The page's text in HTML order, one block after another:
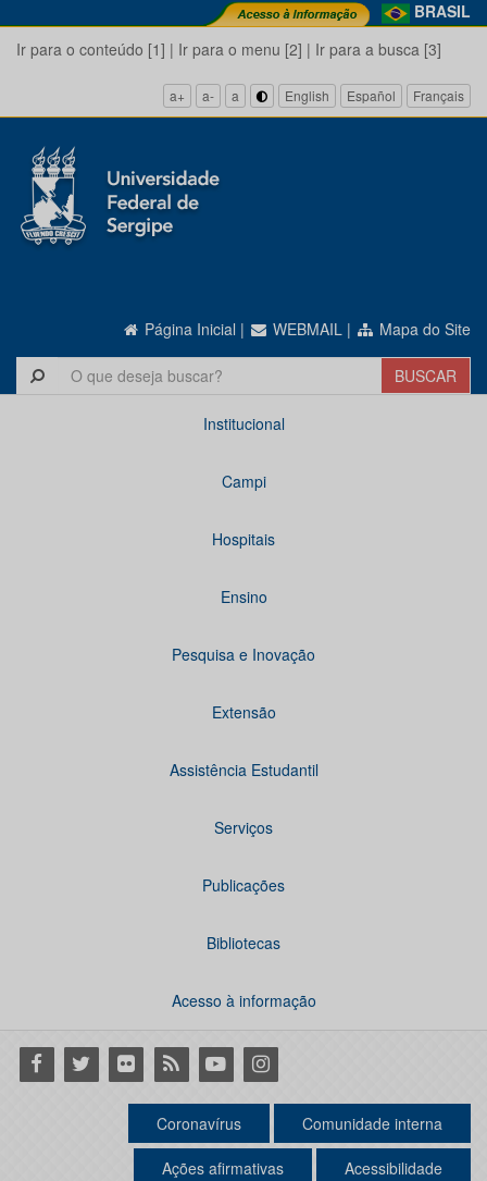
BRASIL
Ir para o conteúdo [1] | Ir para o menu [2] | Ir para a busca [3]
a+ a- a English Español Français
Página Inicial | WEBMAIL | Mapa do Site
Institucional
Campi
Hospitais
Ensino
Pesquisa e Inovação
Extensão
Assistência Estudantil
Serviços
Publicações
Bibliotecas
Acesso à informação
Facebook
Twitter Flickr RSS YoutubeInstagram
Coronavírus Comunidade interna
Ações afirmativas Acessibilidade